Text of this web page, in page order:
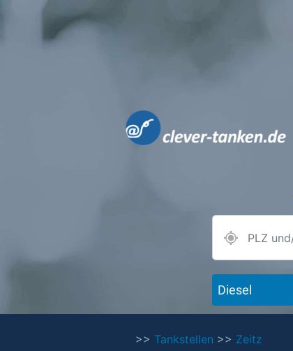
Diesel
>> Tankstellen >> Zeitz